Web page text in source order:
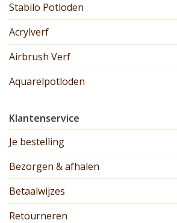
Stabilo Potloden
Acrylverf
Airbrush Verf
Aquarelpotloden
Klantenservice
Je bestelling
Bezorgen & afhalen
Betaalwijzes
Retourneren